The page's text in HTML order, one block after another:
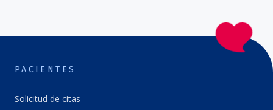
PACIENTES
Solicitud de citas